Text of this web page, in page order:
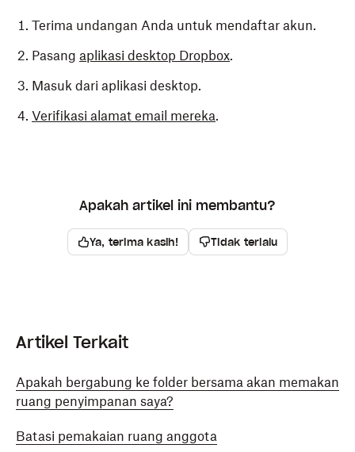
Terima undangan Anda untuk mendaftar akun.
Pasang aplikasi desktop Dropbox.
Masuk dari aplikasi desktop.
Verifikasi alamat email mereka.
Apakah artikel ini membantu?
Ya, terima kasih! Tidak terlalu
Artikel Terkait
Apakah bergabung ke folder bersama akan memakan
ruang penyimpanan saya?
Batasi pemakaian ruang anggota